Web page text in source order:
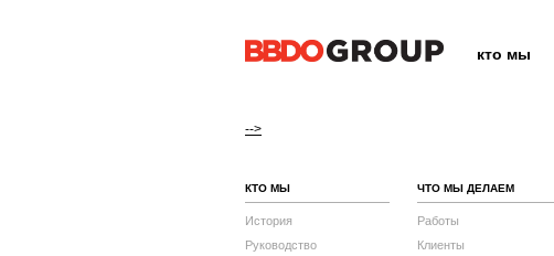
кто мы
-->
КТО МЫ
История
Руководство
ЧТО МЫ ДЕЛАЕМ
Работы
Клиенты